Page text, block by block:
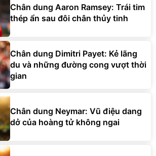
Chân dung Aaron Ramsey: Trái tim
thép ẩn sau đôi chân thủy tinh
Chân dung Dimitri Payet: Kẻ lãng
du và những đường cong vượt thời
gian
Chân dung Neymar: Vũ điệu dang
dở của hoàng tử không ngai